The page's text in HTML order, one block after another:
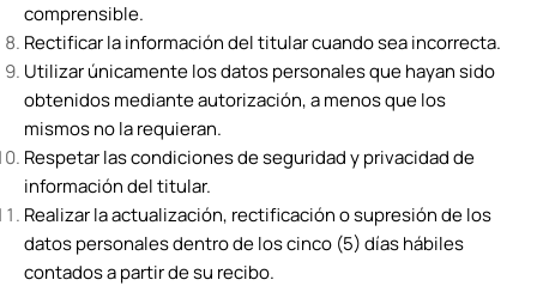
comprensible.
Rectificar la información del titular cuando sea incorrecta.
Utilizar únicamente los datos personales que hayan sido
obtenidos mediante autorización, a menos que los
mismos no la requieran.
Respetar las condiciones de seguridad y privacidad de
información del titular.
Realizar la actualización, rectificación o supresión de los
datos personales dentro de los cinco (5) días hábiles
contados a partir de su recibo.